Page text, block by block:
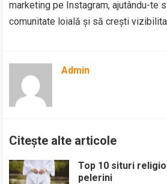
marketing pe Instagram, ajutându-te
comunitate loială și să crești
Admin
Citește alte articole
Top 10 situri
pelerini